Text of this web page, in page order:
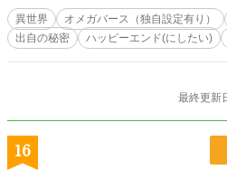
由、そして、契約内容を淡々と
身勝手な言い分ー。 けれど、シエルは言いたい事を全て呑み
込み、受け入れる。 穏やかな生活を送るため…。 そして何よ
とも呼べる、大切な使
〜〜〜〜〜〜〜〜〜〜〜〜〜〜〜 ✻初の異世
救世主は必ず現れます。
です。 ✻ご都合展開には
異世界 オメガバース（独自設定有り）
出自の秘密
ハッピーエンド(にしたい)
最終更新
16